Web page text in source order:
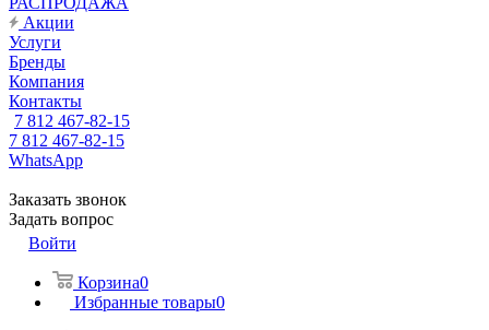
Акции
Услуги
Бренды
Компания
Контакты
7 812 467-82-15
7 812 467-82-15
WhatsApp
Заказать звонок
Задать вопрос
Войти
Корзина0
Избранные товары0